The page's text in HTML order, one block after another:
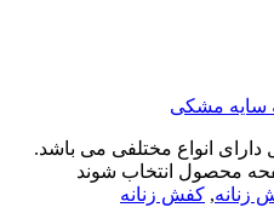
مختلفی می باشد.
انتخاب شوند
زنانه